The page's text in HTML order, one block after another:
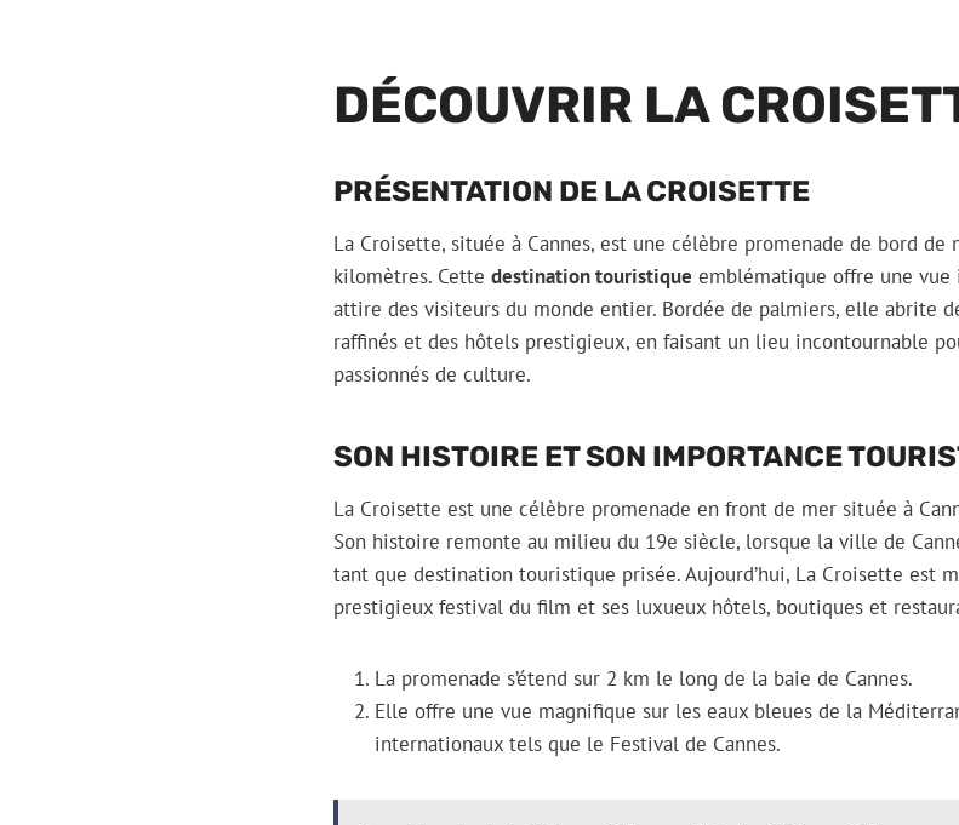
DÉCOUVRIR LA
PRÉSENTATION DE LA CROISETTE
La Croisette, située à Cannes, est une célèbre promenade de bord de
kilomètres. Cette destination touristique emblématique offre une vue
attire des visiteurs du monde entier. Bordée de palmiers, elle abrite
raffinés et des hôtels prestigieux, en faisant un lieu incontournable
passionnés de culture.
SON HISTOIRE ET SON IMPORTANCE
La Croisette est une célèbre promenade en front de mer située à
Son histoire remonte au milieu du 19e siècle, lorsque la ville de
tant que destination touristique prisée. Aujourd’hui, La Croisette est
prestigieux festival du film et ses luxueux hôtels, boutiques et
La promenade s’étend sur 2 km le long de la baie de Cannes.
Elle offre une vue magnifique sur les eaux bleues de la
internationaux tels que le Festival de Cannes.